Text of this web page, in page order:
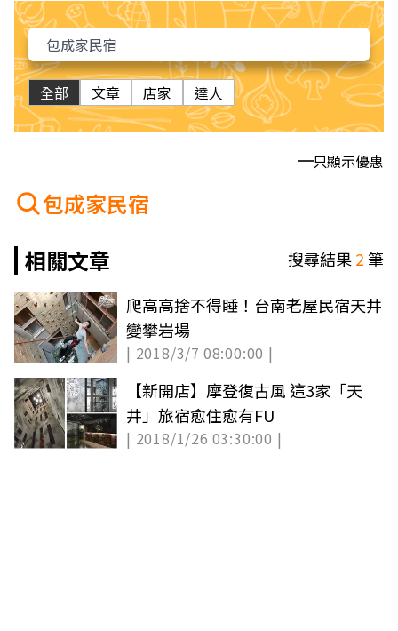
全部 文章 店家 達人
只顯示優惠
包成家民宿
相關文章
搜尋結果2筆
爬高高捨不得睡！台南老屋民宿天井
變攀岩場
| 2018/3/7 08:00:00 |
【新開店】摩登復古風 這3家「天
井」旅宿愈住愈有FU
| 2018/1/26 03:30:00 |